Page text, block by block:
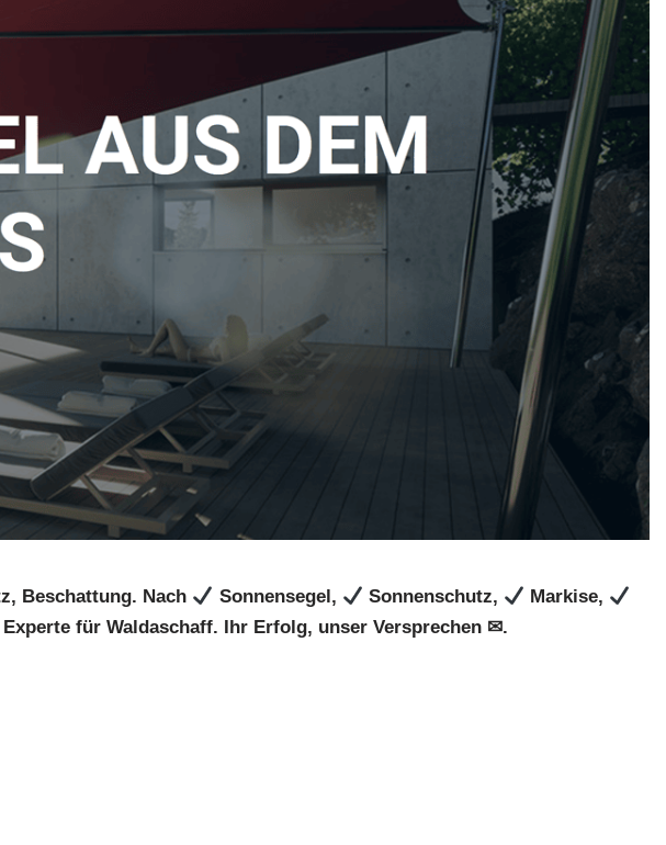
Beschattung. Nach Sonnensegel, Sonnenschutz,
Markise,
für Waldaschaff. Ihr Erfolg, unser Versprechen ✉.